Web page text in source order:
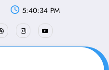
5:40:35 PM